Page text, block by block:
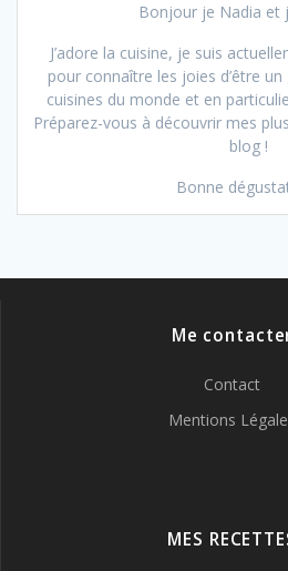
Bonjour je Nadia et
J’adore la cuisine, je suis
pour connaître les joies d’être un
cuisines du monde et en
Préparez-vous à découvrir mes
blog !
Bonne
Me
Contact
Mentions
MES